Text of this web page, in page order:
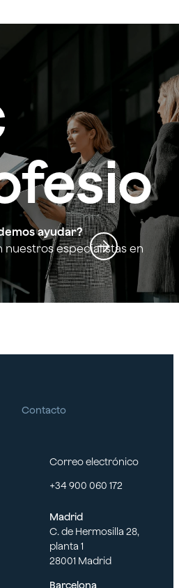
ayudar?
nuestros especialistas en
Contacto
Correo electrónico
+34 900 060 172
Madrid
C. de Hermosilla 28,
planta 1
28001 Madrid
Barcelona